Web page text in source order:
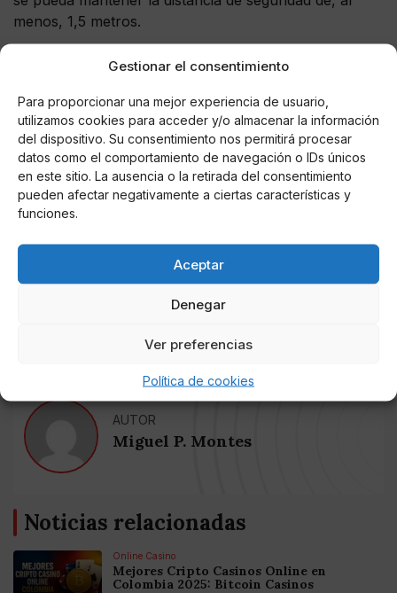
Gestionar el consentimiento
Para proporcionar una mejor experiencia de usuario,
utilizamos cookies para acceder y/o almacenar la información
del dispositivo. Su consentimiento nos permitirá procesar
datos como el comportamiento de navegación o IDs únicos
en este sitio. La ausencia o la retirada del consentimiento
pueden afectar negativamente a ciertas características y
funciones.
Aceptar
Denegar
Ver preferencias
Política de cookies
menos, 1,5 metros.
Residencias
La mascarilla no será exigible en el caso de que, por la
propia naturaleza de las actividades, su uso resulte
incompatible, con arreglo a las indicaciones de las
autoridades sanitarias, ni en aquellos lugares o
espacios cerrados de uso público que formen parte de
instituciones para la atención de personas mayores o
con diversidad funcional, siempre y cuando dichos
colectivos y los trabajadores que allí ejerzan sus
funciones, tengan tasas de vacunación con pauta
completa superiores al 80%. Sin embargo, deberán
llevar mascarilla en todo caso, los visitantes externos
AUTOR
Miguel P. Montes
Noticias relacionadas
Online Casino
Mejores Cripto Casinos Online en
Colombia 2025: Bitcoin Casinos